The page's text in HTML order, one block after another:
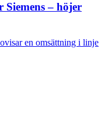
– höjer
en omsättning i linje